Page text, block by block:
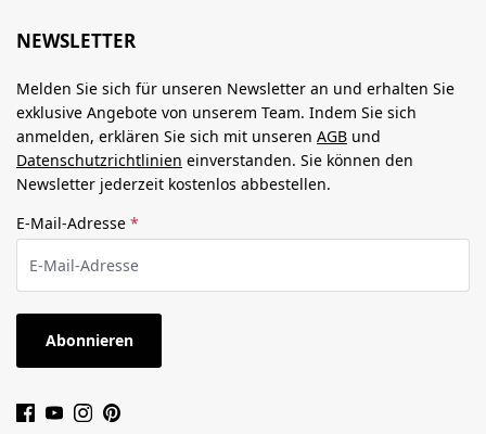
NEWSLETTER
Melden Sie sich für unseren Newsletter an und erhalten Sie
exklusive Angebote von unserem Team. Indem Sie sich
anmelden, erklären Sie sich mit unseren AGB und
Datenschutzrichtlinien einverstanden. Sie können den
Newsletter jederzeit kostenlos abbestellen.
E-Mail-Adresse *
Abonnieren